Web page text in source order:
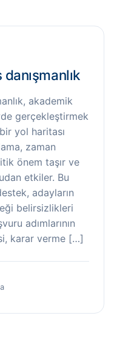
akademik
gerçekleştirmek
yol haritası
zaman
önem taşır ve
etkiler. Bu
adayların
belirsizlikleri
adımlarının
karar verme […]